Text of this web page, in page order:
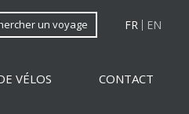
un voyage FR EN
VÉLOS CONTACT